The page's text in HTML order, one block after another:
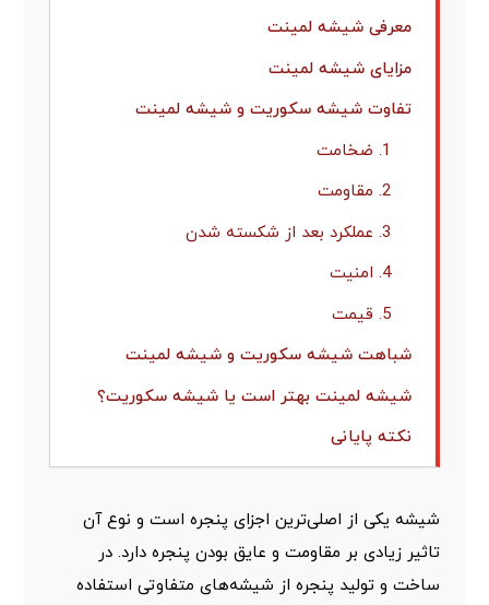
معرفی شیشه لمینت
مزایای شیشه لمینت
تفاوت شیشه سکوریت و شیشه لمینت
1. ضخامت
2. مقاومت
3. عملکرد بعد از شکسته شدن
4. امنیت
5. قیمت
شباهت شیشه سکوریت و شیشه لمینت
شیشه لمینت بهتر است یا شیشه سکوریت؟
نکته پایانی
شیشه یکی از اصلی‌ترین اجزای پنجره است و نوع آن
تاثیر زیادی بر مقاومت و عایق بودن پنجره دارد. در
ساخت و تولید پنجره از شیشه‌های متفاوتی استفاده